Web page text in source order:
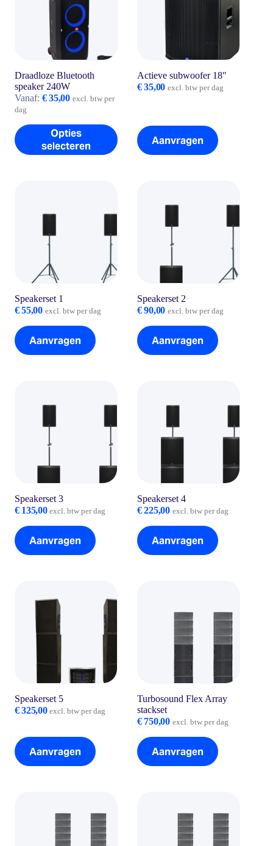
Draadloze Bluetooth
speaker 240W
Vanaf: €35,00 excl. btw per
dag
Opties
selecteren
Dit
product
heeft
gekozen
Actieve subwoofer 18″
€35,00 excl. btw per dag
Aanvragen
Speakerset 1
€55,00 excl. btw per dag
Aanvragen
Speakerset 2
€90,00 excl. btw per dag
Aanvragen
Speakerset 3
€135,00 excl. btw per dag
Aanvragen
Speakerset 4
€225,00 excl. btw per dag
Aanvragen
Speakerset 5
€325,00 excl. btw per dag
Aanvragen
Turbosound Flex Array
stackset
€750,00 excl. btw per dag
Aanvragen